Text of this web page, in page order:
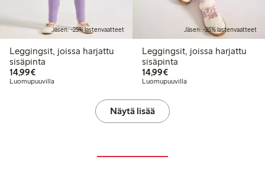
Jäsen: -25% lastenvaatteet
Leggingsit, joissa harjattu
sisäpinta
14,99€14,99 €
Luomupuuvilla
Jäsen: -25% lastenvaatteet
Leggingsit, joissa harjattu
sisäpinta
14,99€14,99 €
Luomupuuvilla
Näytä lisää